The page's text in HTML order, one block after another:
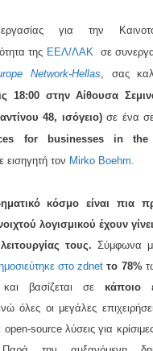
για την
της ΕΕΛ/ΛΑΚσε
Network-Hellas, σας
18:00 στην Αίθουσα
48, ισόγειο)σε ένα
for businesses in the
εισηγητή τον Mirko Boehm.
κόσμο είναι πια
λογισμικού έχουν
τους. Σύμφωνα
στο zdnet το 78%
και βασίζεται σε κάποιο
όλες οι μεγάλες
open-source λύσεις για